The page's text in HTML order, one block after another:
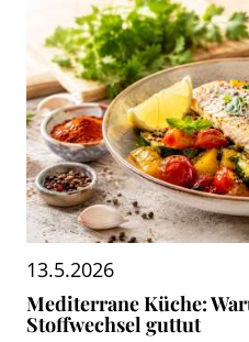
13.5.2026
Mediterrane Küche:
Stoffwechsel guttut